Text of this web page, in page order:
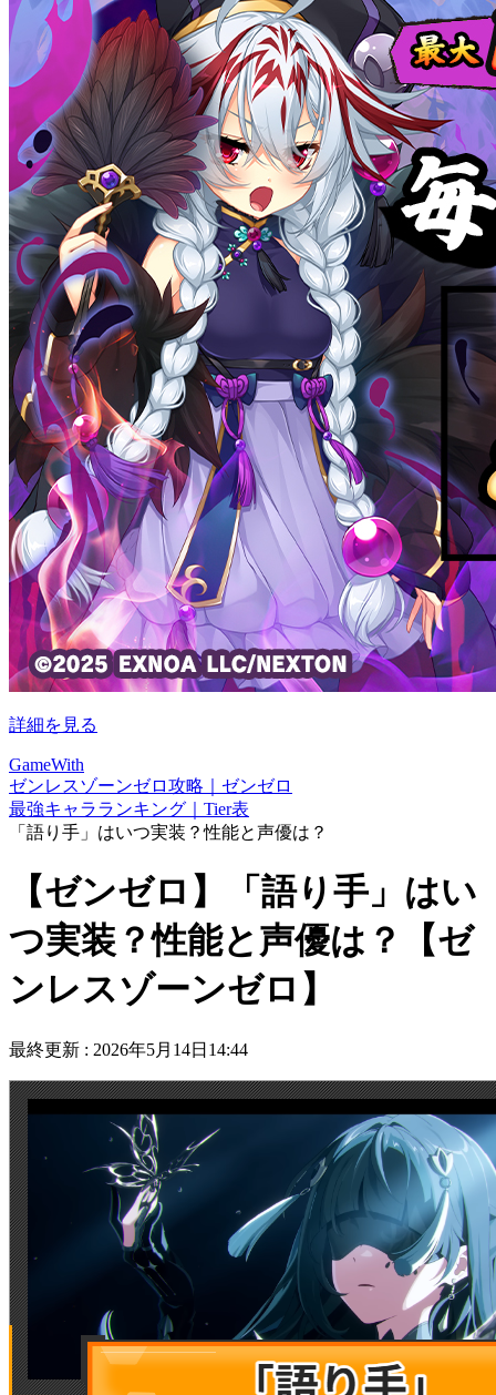
詳細を見る
GameWith
ゼンレスゾーンゼロ攻略｜ゼンゼロ
最強キャラランキング｜Tier表
「語り手」はいつ実装？性能と声優は？
【ゼンゼロ】「語り手」はい
つ実装？性能と声優は？【ゼ
ンレスゾーンゼロ】
最終更新 : 2026年5月14日14:44